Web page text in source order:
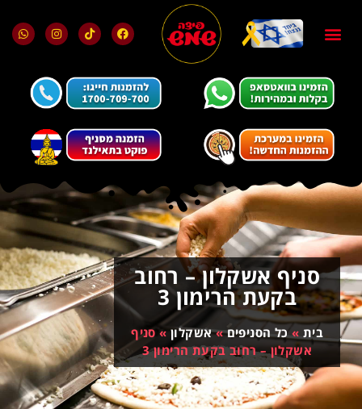
סניף אשקלון – רחוב
בקעת הרימון 3
בית »כל הסניפים»אשקלון» סניף
אשקלון – רחוב בקעת הרימון 3